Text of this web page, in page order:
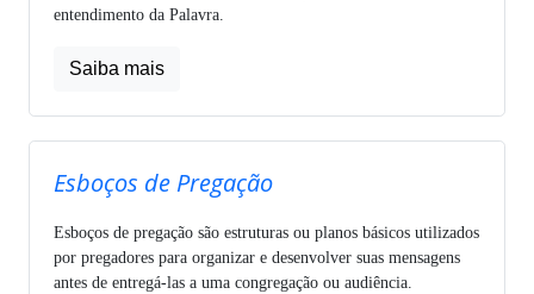
entendimento da Palavra.
Saiba mais
Esboços de Pregação
Esboços de pregação são estruturas ou planos básicos utilizados
por pregadores para organizar e desenvolver suas mensagens
antes de entregá-las a uma congregação ou audiência.